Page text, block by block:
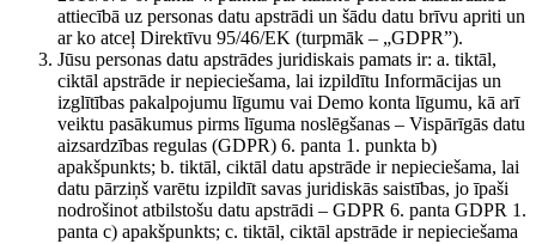
attiecībā uz personas datu apstrādi un šādu datu brīvu apriti un
ar ko atceļ Direktīvu 95/46/EK (turpmāk – „GDPR”).
Jūsu personas datu apstrādes juridiskais pamats ir: a. tiktāl,
ciktāl apstrāde ir nepieciešama, lai izpildītu Informācijas un
izglītības pakalpojumu līgumu vai Demo konta līgumu, kā arī
veiktu pasākumus pirms līguma noslēgšanas – Vispārīgās datu
aizsardzības regulas (GDPR) 6. panta 1. punkta b)
apakšpunkts; b. tiktāl, ciktāl datu apstrāde ir nepieciešama, lai
datu pārziņš varētu izpildīt savas juridiskās saistības, jo īpaši
nodrošinot atbilstošu datu apstrādi – GDPR 6. panta GDPR 1.
panta c) apakšpunkts; c. tiktāl, ciktāl apstrāde ir nepieciešama